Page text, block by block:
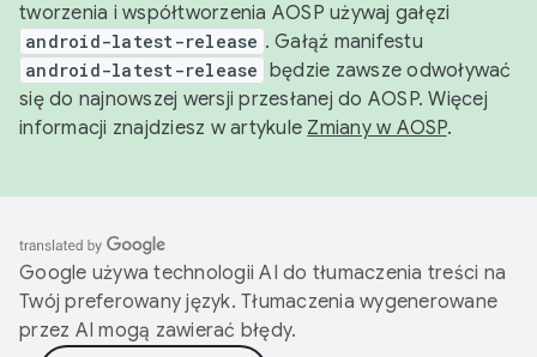
tworzenia i współtworzenia AOSP używaj gałęzi
android-latest-release . Gałąź manifestu
android-latest-release będzie zawsze odwoływać
się do najnowszej wersji przesłanej do AOSP. Więcej
informacji znajdziesz w artykule Zmiany w AOSP.
Google używa technologii AI do tłumaczenia treści na
Twój preferowany język. Tłumaczenia wygenerowane
przez AI mogą zawierać błędy.